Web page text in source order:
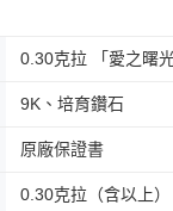
0.30克拉 「愛之曙
9K、培育鑽石
原廠保證書
0.30克拉（含以上）